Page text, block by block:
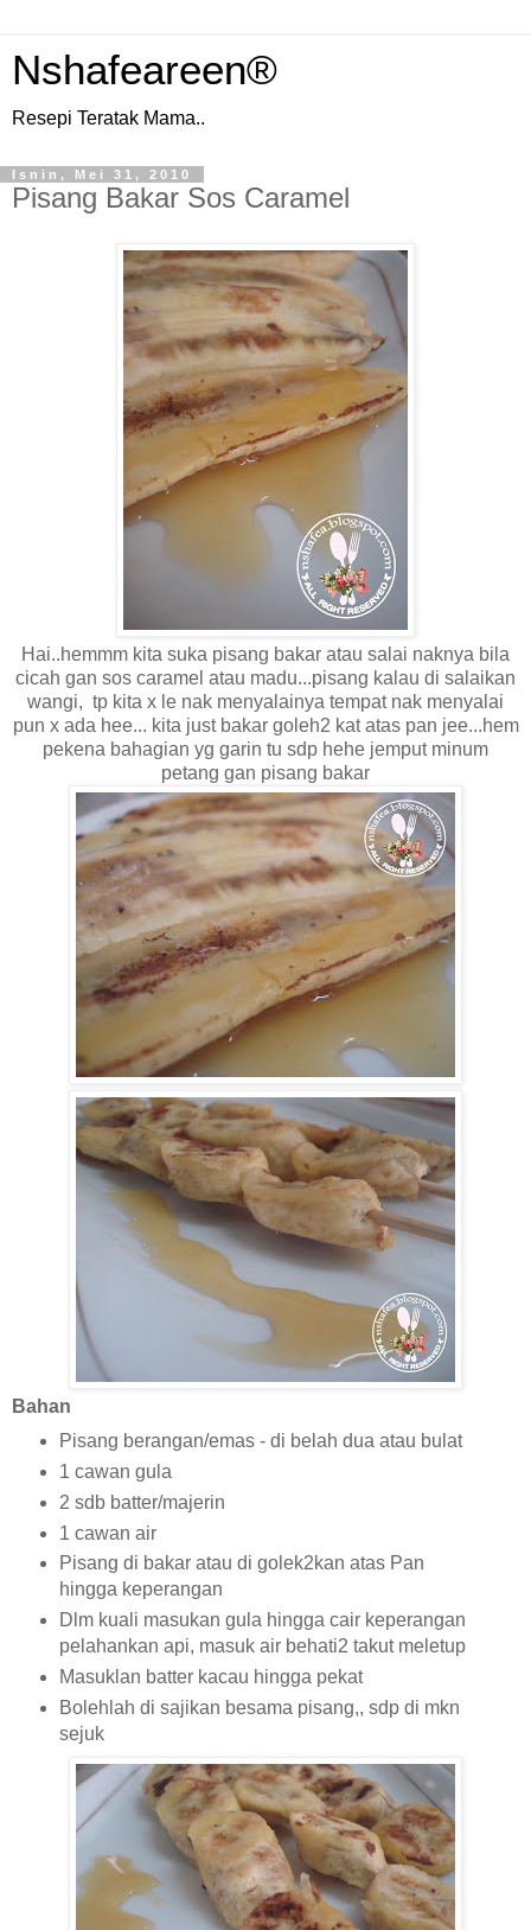
Nshafeareen®
Resepi Teratak Mama..
Isnin, Mei 31, 2010
Pisang Bakar Sos Caramel
Hai..hemmm kita suka pisang bakar atau salai naknya bila
cicah gan sos caramel atau madu...pisang kalau di salaikan
wangi, tp kita x le nak menyalainya tempat nak menyalai
pun x ada hee... kita just bakar goleh2 kat atas pan jee...hem
pekena bahagian yg garin tu sdp hehe jemput minum
petang gan pisang bakar
Bahan
Pisang berangan/emas - di belah dua atau bulat
1 cawan gula
2 sdb batter/majerin
1 cawan air
Pisang di bakar atau di golek2kan atas Pan
hingga keperangan
Dlm kuali masukan gula hingga cair keperangan
pelahankan api, masuk air behati2 takut meletup
Masuklan batter kacau hingga pekat
Bolehlah di sajikan besama pisang,, sdp di mkn
sejuk